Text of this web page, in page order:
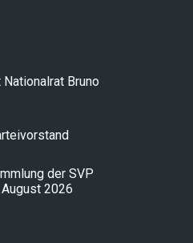
Bruno
der SVP
2026